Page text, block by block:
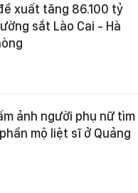
xuất tăng 86.100 tỷ
sắt Lào Cai - Hà
ảnh người phụ nữ tìm
mộ liệt sĩ ở Quảng